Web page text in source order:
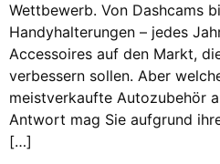
Wettbewerb. Von Dashcams
Handyhalterungen – jedes
Accessoires auf den Markt,
verbessern sollen. Aber
meistverkaufte Autozubehör
Antwort mag Sie aufgrund
[…]